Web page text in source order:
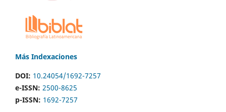
Más Indexaciones
DOI: 10.24054/1692-7257
e-ISSN: 2500-8625
p-ISSN: 1692-7257